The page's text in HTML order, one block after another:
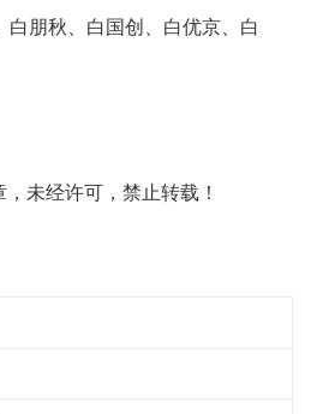
白朋秋、白国创、白优京、白
未经许可，禁止转载！